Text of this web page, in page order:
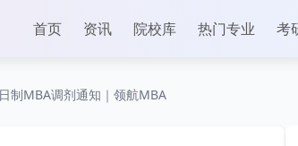
首页 资讯 院校库 热门专业 考
制MBA调剂通知｜领航MBA